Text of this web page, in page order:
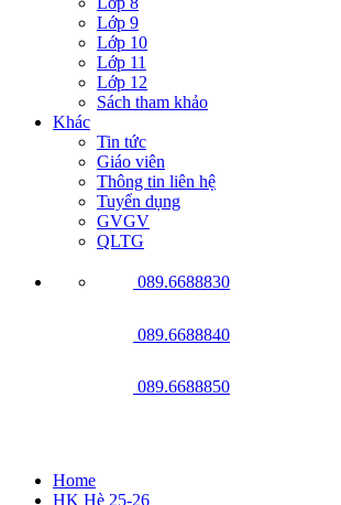
Lớp 9
Lớp 10
Lớp 11
Lớp 12
Sách tham khảo
Khác
Tin tức
Giáo viên
Thông tin liên hệ
Tuyển dụng
GVGV
QLTG
089.6688830
089.6688840
089.6688850
Home
HK Hè 25-26